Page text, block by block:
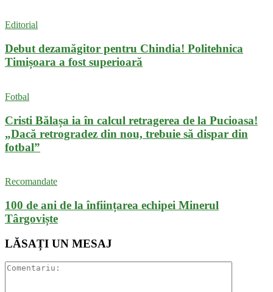
Editorial
Debut dezamăgitor pentru Chindia! Politehnica
Timișoara a fost superioară
Fotbal
Cristi Bălașa ia în calcul retragerea de la Pucioasa!
„Dacă retrogradez din nou, trebuie să dispar din
fotbal”
Recomandate
100 de ani de la înființarea echipei Minerul
Târgoviște
LĂSAȚI UN MESAJ